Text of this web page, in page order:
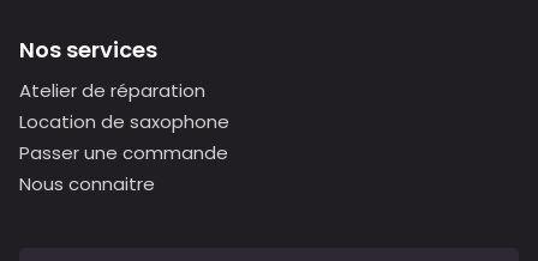
Nos services
Atelier de réparation
Location de saxophone
Passer une commande
Nous connaitre